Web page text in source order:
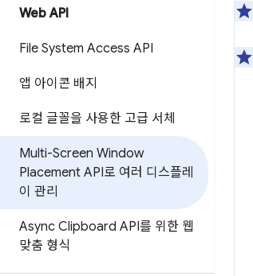
Web API
File System Access API
앱 아이콘 배지
로컬 글꼴을 사용한 고급 서체
Multi-Screen Window
Placement API로 여러 디스플레
이 관리
Async Clipboard API를 위한 웹
맞춤 형식